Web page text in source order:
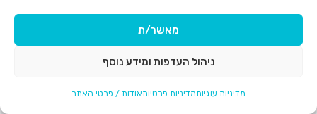
מאשר/ת
ניהול העדפות ומידע נוסף
מדיניות עוגיותמדיניות פרטיותאודות / פרטי האתר